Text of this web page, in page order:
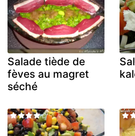
Salade tiède de
fèves au magret
séché